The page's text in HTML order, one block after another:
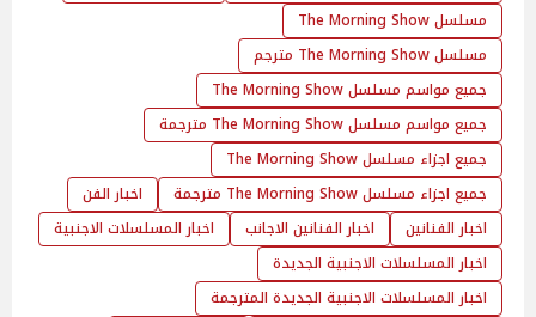
مسلسل The Morning Show
مسلسل The Morning Show مترجم
جميع مواسم مسلسل The Morning Show
جميع مواسم مسلسل The Morning Show مترجمة
جميع اجزاء مسلسل The Morning Show
جميع اجزاء مسلسل The Morning Show مترجمة
اخبار الفن
اخبار الفنانين
اخبار الفنانين الاجانب
اخبار المسلسلات الاجنبية
اخبار المسلسلات الاجنبية الجديدة
اخبار المسلسلات الاجنبية الجديدة المترجمة